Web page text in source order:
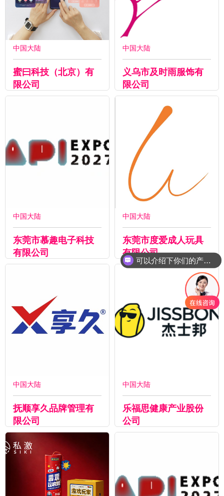
中国大陆
蜜曰科技（北京）有
限公司
中国大陆
义乌市及时雨服饰有
限公司
中国大陆
东莞市慕趣电子科技
有限公司
中国大陆
东莞市度爱成人玩具
有限公司
中国大陆
抚顺享久品牌管理有
限公司
中国大陆
乐福思健康产业股份
公司
可以介绍下你们的产品么